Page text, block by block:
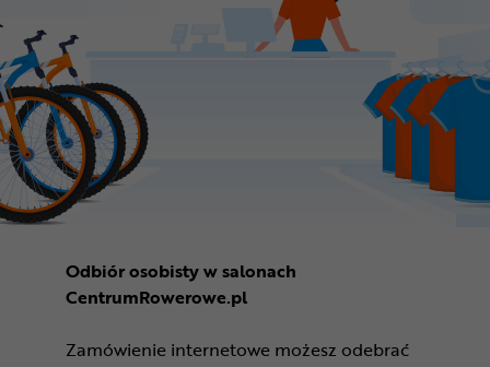
Odbiór osobisty w salonach
CentrumRowerowe.pl
Zamówienie internetowe możesz odebrać